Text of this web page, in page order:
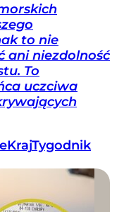
to nie
ani niezdolność
To
uczciwa
KrajTygodnik